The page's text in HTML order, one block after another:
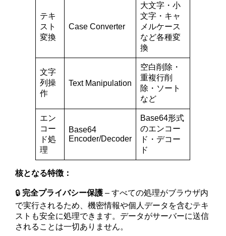
テキ
スト
変換
Case Converter
大文字・小
文字・キャ
メルケース
など各種変
換
文字
列操
作
Text Manipulation
空白削除・
重複行削
除・ソート
など
エン
コー
ド処
理
Base64
Encoder/Decoder
Base64形式
のエンコー
ド・デコー
ド
核となる特徴：
🔒 完全プライバシー保護 – すべての処理がブラウザ内
で実行されるため、機密情報や個人データを含むテキ
ストも安全に処理できます。データがサーバーに送信
されることは一切ありません。